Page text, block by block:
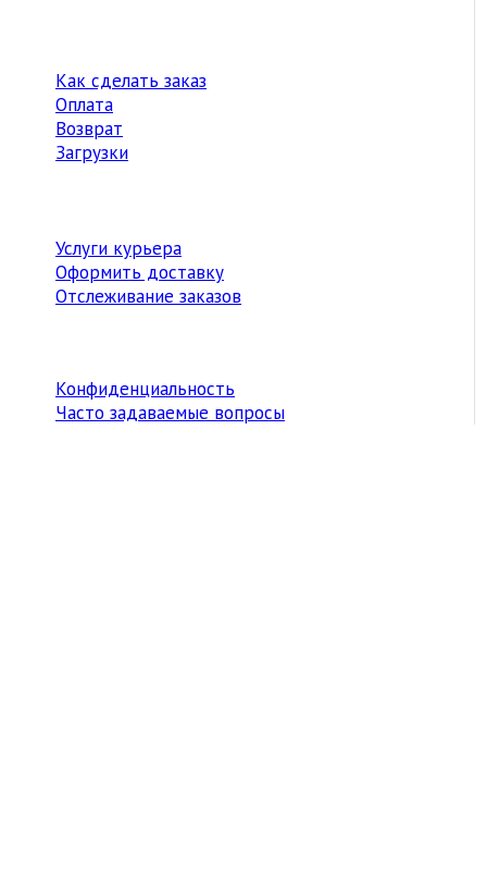
Как сделать заказ
Оплата
Возврат
Загрузки
Услуги курьера
Оформить доставку
Отслеживание заказов
Конфиденциальность
Часто задаваемые вопросы